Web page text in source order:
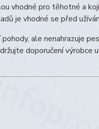
vhodné pro těhotné a
je vhodné se před
ale nenahrazuje
doporučení výrobce